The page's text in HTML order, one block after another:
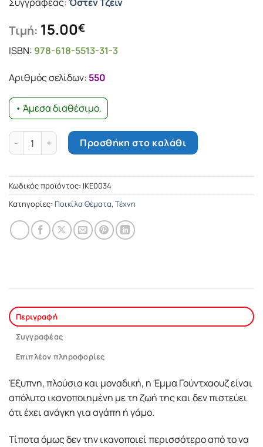
Τιμή: 15.00€
ISBN: 978-618-5513-31-3
Αριθμός σελίδων: 550
• Άμεσα διαθέσιμο.
Έμμα ποσότητα Προσθήκη στο καλάθι
Κωδικός προϊόντος: ΙΚΕ0034
Κατηγορίες: Ποικίλα Θέματα, Τέχνη
Περιγραφή
Συγγραφέας
Επιπλέον πληροφορίες
Έξυπνη, πλούσια και μοναδική, η Έμμα Γούντχαουζ είναι
απόλυτα ικανοποιημένη με τη ζωή της και δεν πιστεύει
ότι έχει ανάγκη για αγάπη ή γάμο.
Τίποτα όμως δεν την ικανοποιεί περισσότερο από το να